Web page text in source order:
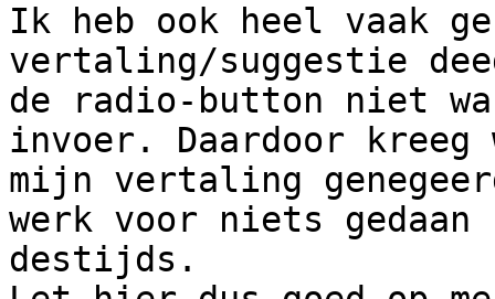
Ik heb ook heel vaak
vertaling/suggestie
de radio-button niet
invoer. Daardoor kreeg
mijn vertaling
werk voor niets gedaan
destijds.